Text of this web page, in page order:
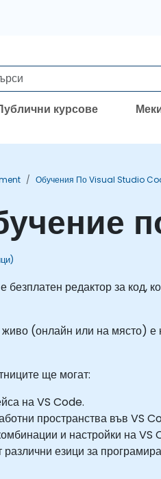
курсове
Обучения По Visual Studio
редактор за код,
(онлайн или на място)
ще могат:
на VS Code.
пространства във VS
и настройки на VS
различни езици за